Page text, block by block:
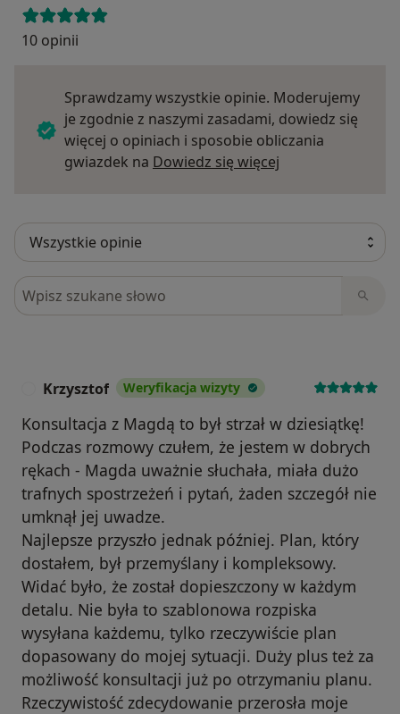
10 opinii
Sprawdzamy wszystkie opinie. Moderujemy
je zgodnie z naszymi zasadami, dowiedz się
więcej o opiniach i sposobie obliczania
gwiazdek na Dowiedz się więcej
Szukaj w opiniach
Krzysztof Weryfikacja wizyty
Konsultacja z Magdą to był strzał w dziesiątkę!
Podczas rozmowy czułem, że jestem w dobrych
rękach - Magda uważnie słuchała, miała dużo
trafnych spostrzeżeń i pytań, żaden szczegół nie
umknął jej uwadze.
Najlepsze przyszło jednak później. Plan, który
dostałem, był przemyślany i kompleksowy.
Widać było, że został dopieszczony w każdym
detalu. Nie była to szablonowa rozpiska
wysyłana każdemu, tylko rzeczywiście plan
dopasowany do mojej sytuacji. Duży plus też za
możliwość konsultacji już po otrzymaniu planu.
Rzeczywistość zdecydowanie przerosła moje